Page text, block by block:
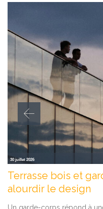
30 juillet 2026
Terrasse bois et
alourdir le design